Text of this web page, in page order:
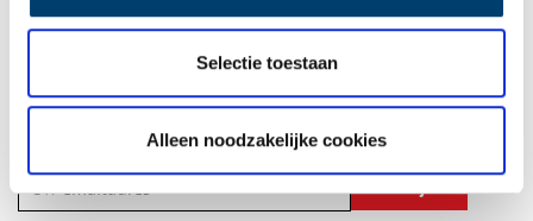
Selectie toestaan
Alleen noodzakelijke cookies
Ontvang de nieuwsbrief
Wilt u op de hoogte blijven van de mooiste verhalen en het
laatste erfgoednieuws? Schrijf u dan nu in voor onze